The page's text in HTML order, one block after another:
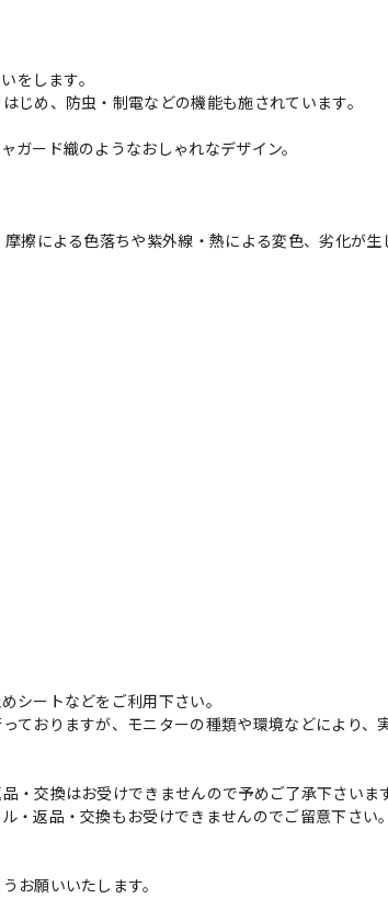
をします。
じめ、防虫・制電などの機能も施されています。
ガード織のようなおしゃれなデザイン。
擦による色落ちや紫外線・熱による変色、劣化が生
シートなどをご利用下さい。
ておりますが、モニターの種類や環境などにより、
・交換はお受けできませんので予めご了承下さいま
・返品・交換もお受けできませんのでご留意下さい
お願いいたします。